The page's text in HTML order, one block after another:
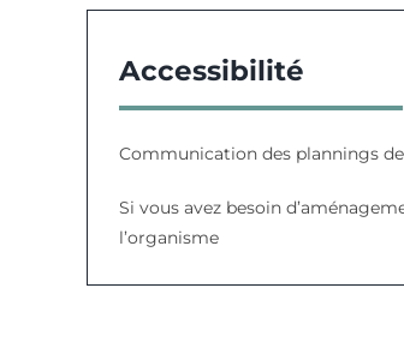
Accessibilité
Communication des plannings
Si vous avez besoin
l’organisme